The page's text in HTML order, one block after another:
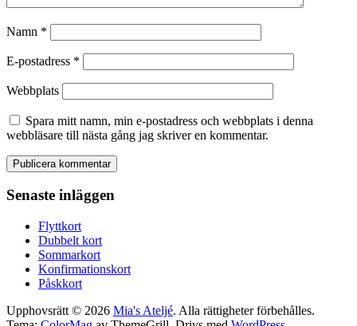
Namn *
E-postadress *
Webbplats
Spara mitt namn, min e-postadress och webbplats i denna
webbläsare till nästa gång jag skriver en kommentar.
Senaste inläggen
Flyttkort
Dubbelt kort
Sommarkort
Konfirmationskort
Påskkort
Upphovsrätt © 2026 Mia's Ateljé. Alla rättigheter förbehålles.